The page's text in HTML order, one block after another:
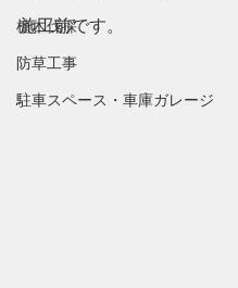
植木伐採
防草工事
駐車スペース・車庫ガレージ
施工前です。